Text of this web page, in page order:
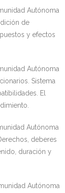
Autónoma
de
y efectos
Autónoma
Sistema
El
Autónoma
deberes
duración y
Autónoma